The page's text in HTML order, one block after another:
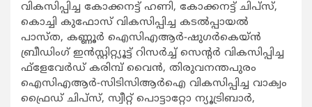
വികസിപ്പിച്ച കോക്കനട്ട് ഹണി, കോക്കനട്ട് ചിപ്സ്,
കൊച്ചി കുഫോസ് വികസിപ്പിച്ച കടല്‍പ്പായല്‍
പാസ്ത, കണ്ണൂര്‍ ഐസിഎആര്‍-ഷുഗര്‍കെയ്ന്‍
ബ്രീഡിംഗ് ഇന്‍സ്റ്റിറ്റ്യൂട്ട് റിസര്‍ച്ച് സെന്‍റര്‍ വികസിപ്പിച്ച
ഫ്ളേവേര്‍ഡ് കരിമ്പ് വൈന്‍, തിരുവനന്തപുരം
ഐസിഎആര്‍-സിടിസിആര്‍ഐ വികസിപ്പിച്ച വാക്വം
ഫ്രൈഡ് ചിപ്സ്, സ്വീറ്റ് പൊട്ടാറ്റോ ന്യൂട്രിബാര്‍,